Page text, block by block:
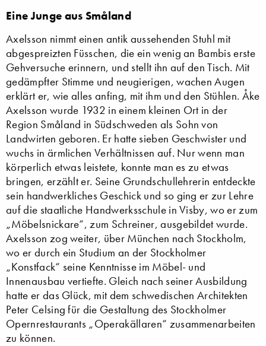
Eine Junge aus Småland
Axelsson nimmt einen antik aussehenden Stuhl mit
abgespreizten Füsschen, die ein wenig an Bambis erste
Gehversuche erinnern, und stellt ihn auf den Tisch. Mit
gedämpfter Stimme und neugierigen, wachen Augen
erklärt er, wie alles anfing, mit ihm und den Stühlen. Åke
Axelsson wurde 1932 in einem kleinen Ort in der
Region Småland in Südschweden als Sohn von
Landwirten geboren. Er hatte sieben Geschwister und
wuchs in ärmlichen Verhältnissen auf. Nur wenn man
körperlich etwas leistete, konnte man es zu etwas
bringen, erzählt er. Seine Grundschullehrerin entdeckte
sein handwerkliches Geschick und so ging er zur Lehre
auf die staatliche Handwerksschule in Visby, wo er zum
„Möbelsnickare“, zum Schreiner, ausgebildet wurde.
Axelsson zog weiter, über München nach Stockholm,
wo er durch ein Studium an der Stockholmer
„Konstfack“ seine Kenntnisse im Möbel- und
Innenausbau vertiefte. Gleich nach seiner Ausbildung
hatte er das Glück, mit dem schwedischen Architekten
Peter Celsing für die Gestaltung des Stockholmer
Opernrestaurants „Operakällaren“ zusammenarbeiten
zu können.